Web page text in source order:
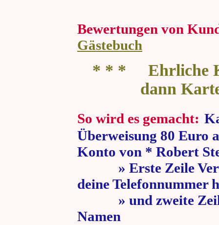
Bewertungen von
Gästebuch
* * * Ehrliche
dann
So wird es gemacht:
Überweisung 80 Euro
Konto von * Robert
» Erste Zeile
deine Telefonnummer
» und zweite Zeile
Namen